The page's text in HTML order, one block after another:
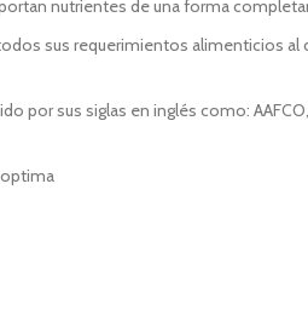
nutrientes de una forma
sus requerimientos alimenticios al
por sus siglas en inglés como: